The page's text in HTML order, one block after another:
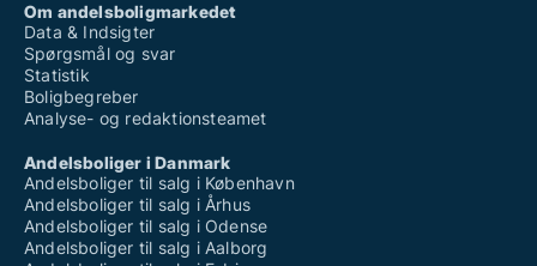
Om andelsboligmarkedet
Data & Indsigter
Spørgsmål og svar
Statistik
Boligbegreber
Analyse- og redaktionsteamet
Andelsboliger i Danmark
Andelsboliger til salg i København
Andelsboliger til salg i Århus
Andelsboliger til salg i Odense
Andelsboliger til salg i Aalborg